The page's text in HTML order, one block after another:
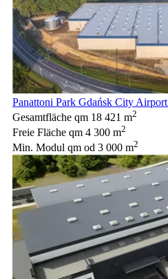
Panattoni Park Gdańsk City Airport
Gesamtfläche qm 18 421 m2
Freie Fläche qm 4 300 m2
Min. Modul qm od 3 000 m2